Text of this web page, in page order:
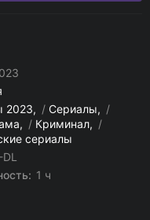
2023 / Сериалы
/
/ Криминал
/
сериалы
1 ч